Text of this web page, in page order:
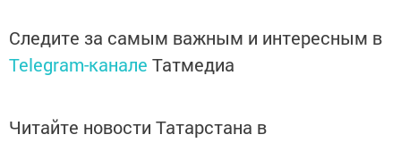
Telegram-каналеТатмедиа
национальном мессенджере MАХ: